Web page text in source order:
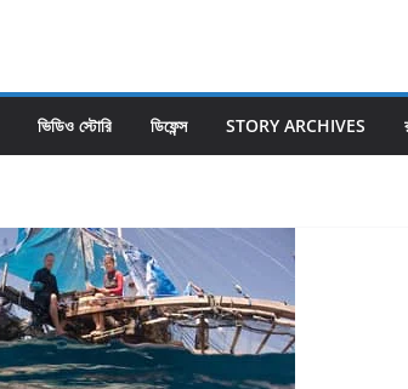
ভিডিও স্টোরি ডিফেন্স STORY ARCHIVES